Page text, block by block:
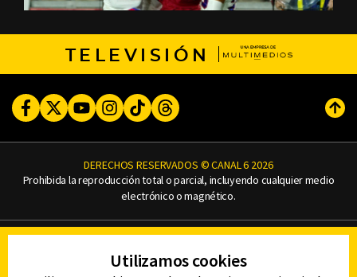
TELEVISIÓN
FacebookTwitterYoutubeInstagram
TikTokThreads
DERECHOS RESERVADOS © CANAL 6 2026
Prohibida la reproducción total o parcial, incluyendo cualquier medio
electrónico o magnético.
AVISO DE PRIVACIDAD
Utilizamos cookies